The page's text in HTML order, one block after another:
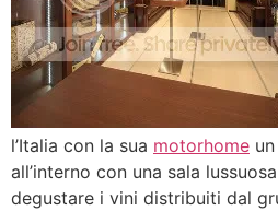
l’Italia con la sua motorhome
all’interno con una sala
degustare i vini distribuiti dal